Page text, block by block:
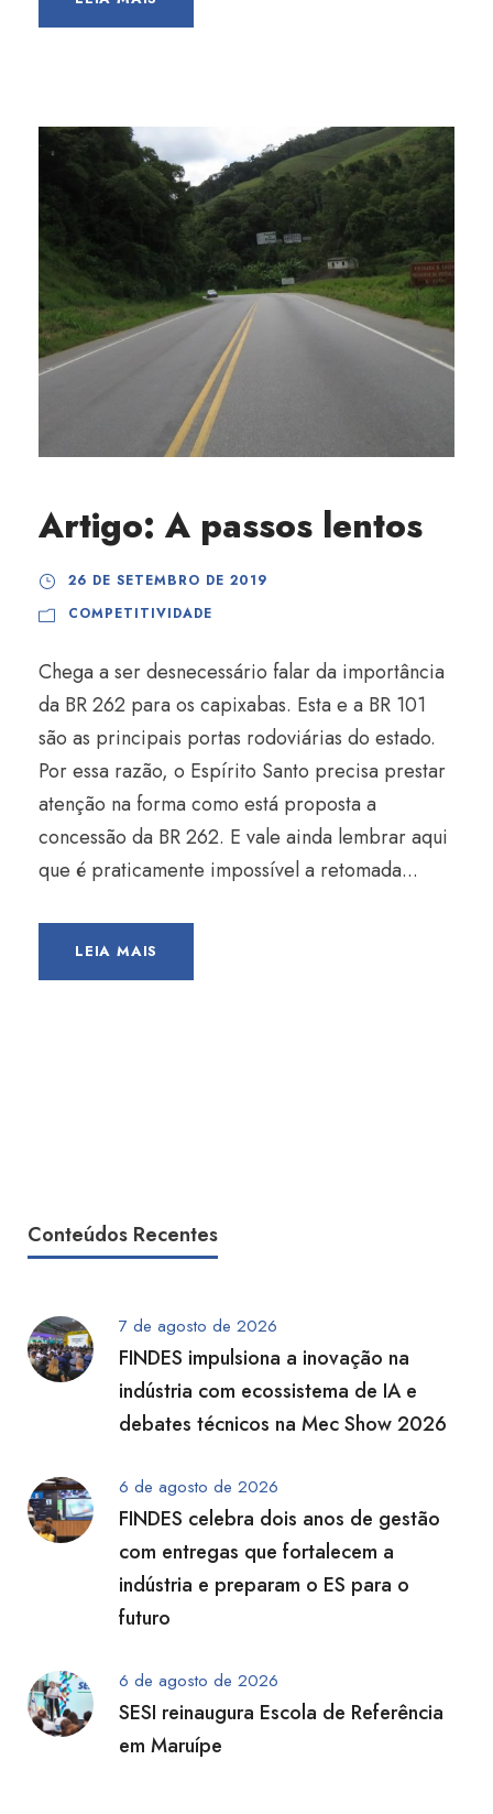
Artigo: A passos lentos
26 DE SETEMBRO DE 2019
COMPETITIVIDADE
Chega a ser desnecessário falar da importância
da BR 262 para os capixabas. Esta e a BR 101
são as principais portas rodoviárias do estado.
Por essa razão, o Espírito Santo precisa prestar
atenção na forma como está proposta a
concessão da BR 262. E vale ainda lembrar aqui
que é praticamente impossível a retomada...
LEIA MAIS
Conteúdos Recentes
7 de agosto de 2026
FINDES impulsiona a inovação na
indústria com ecossistema de IA e
debates técnicos na Mec Show 2026
6 de agosto de 2026
FINDES celebra dois anos de gestão
com entregas que fortalecem a
indústria e preparam o ES para o
futuro
6 de agosto de 2026
SESI reinaugura Escola de Referência
em Maruípe